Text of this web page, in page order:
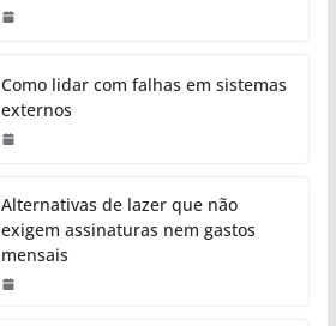
Como lidar com falhas em sistemas
externos
Alternativas de lazer que não
exigem assinaturas nem gastos
mensais